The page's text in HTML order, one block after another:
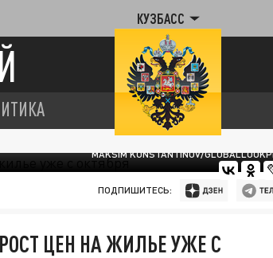
КУЗБАСС
MAKSIM KONSTANTINOV/
ПОДПИШИТЕСЬ:
ЦЕН НА ЖИЛЬЕ УЖЕ С